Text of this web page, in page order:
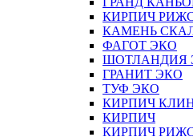
КИРПИЧ
КАМЕНЬ
ФАГОТ ЭКО
ШОТЛАНДИЯ
ГРАНИТ ЭКО
ТУФ ЭКО
КИРПИЧ
КИРПИЧ
КИРПИЧ